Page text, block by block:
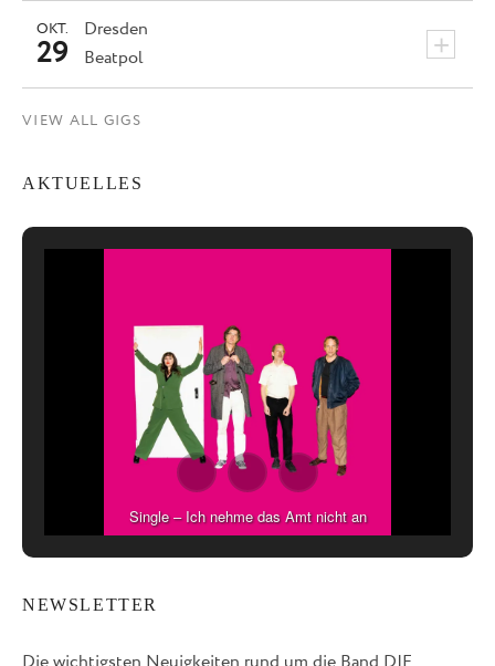
Dresden +
OKT.
29 Beatpol
VIEW ALL GIGS
AKTUELLES
Single – Ich nehme das Amt nicht an
NEWSLETTER